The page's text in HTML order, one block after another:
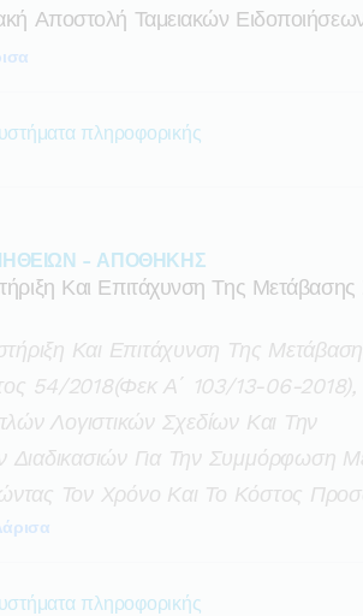
Αποστολή Ταμειακών
πληροφορικής
- ΑΠΟΘΗΚΗΣ
Και Επιτάχυνση Της Μετάβασης
Και Επιτάχυνση Της
54/2018(φεκ Α΄ 103/13-06-2018),
Λογιστικών Σχεδίων Και Την
Για Την Συμμόρφωση
Τον Χρόνο Και Το Κόστος
πληροφορικής